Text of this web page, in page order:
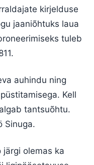
kirjelduse
jaaniõhtuks laua
tuleb
auhindu ning
Kell
tantsuõhtu.
Sinuga.
olemas ka